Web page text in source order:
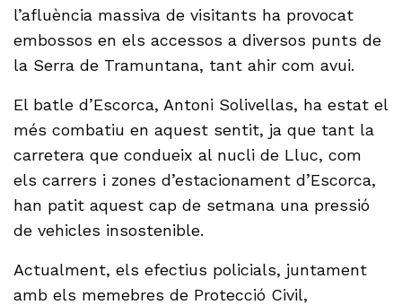
l’afluència massiva de visitants ha provocat
embossos en els accessos a diversos punts de
la Serra de Tramuntana, tant ahir com avui.
El batle d’Escorca, Antoni Solivellas, ha estat el
més combatiu en aquest sentit, ja que tant la
carretera que condueix al nucli de Lluc, com
els carrers i zones d’estacionament d’Escorca,
han patit aquest cap de setmana una pressió
de vehicles insostenible.
Actualment, els efectius policials, juntament
amb els memebres de Protecció Civil,